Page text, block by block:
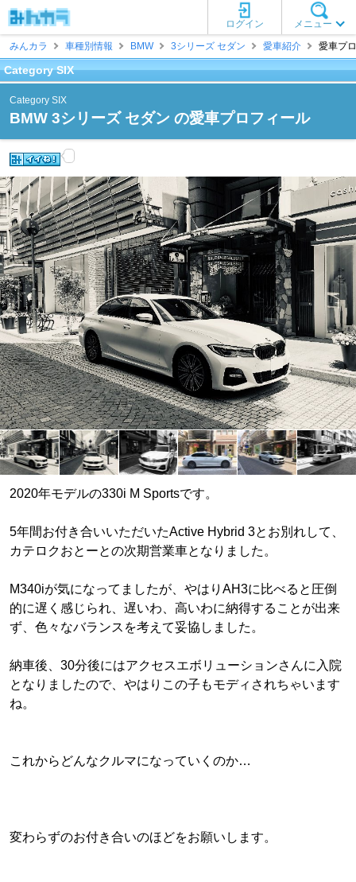
メニュー
ログイン
みんカラ
車種別情報 BMW 3シリーズ セダン 愛車紹介 愛車プ
Category SIX
Category SIX
BMW 3シリーズ セダン の愛車プロフィール
2020年モデルの330i M Sportsです。
5年間お付き合いいただいたActive Hybrid 3とお別れして、
カテロクおとーとの次期営業車となりました。
M340iが気になってましたが、やはりAH3に比べると圧倒
的に遅く感じられ、遅いわ、高いわに納得することが出来
ず、色々なバランスを考えて妥協しました。
納車後、30分後にはアクセスエボリューションさんに入院
となりましたので、やはりこの子もモディされちゃいます
ね。
これからどんなクルマになっていくのか…
変わらずのお付き合いのほどをお願いします。